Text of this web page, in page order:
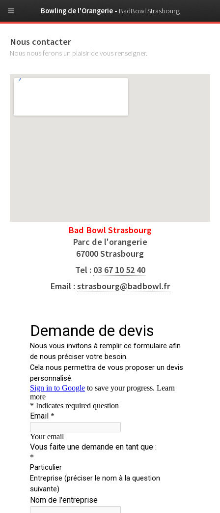
Nous contacter
Nous nous ferons un plaisir de vous renseigner.
Bad Bowl Strasbourg
Parc de l'orangerie
67000 Strasbourg
Tel : 03 67 10 52 40
Email : strasbourg@badbowl.fr
Bowling de l'Orangerie - BadBowl Strasbourg